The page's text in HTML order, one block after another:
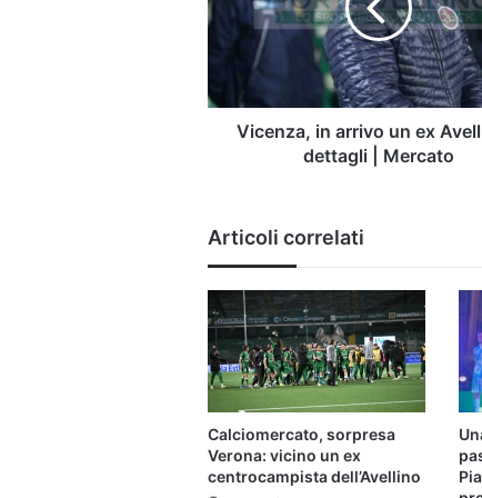
ex
Avellino:
dettagli
|
Mercato
Vicenza, in arrivo un ex
dettagli | Mercato
Articoli correlati
Calciomercato, sorpresa
Verona: vicino un ex
centrocampista dell’Avellino